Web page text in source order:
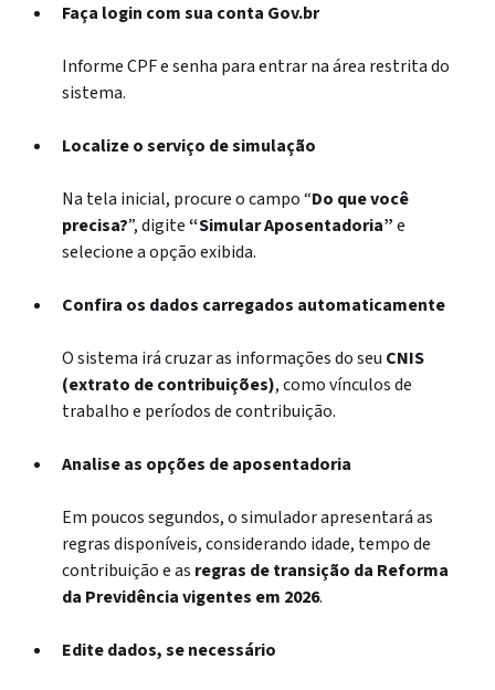
Faça login com sua conta Gov.br
Informe CPF e senha para entrar na área restrita do
sistema.
Localize o serviço de simulação
Na tela inicial, procure o campo “Do que você
precisa?”, digite“Simular Aposentadoria”e
selecione a opção exibida.
Confira os dados carregados automaticamente
O sistema irá cruzar as informações do seu CNIS
(extrato de contribuições), como vínculos de
trabalho e períodos de contribuição.
Analise as opções de aposentadoria
Em poucos segundos, o simulador apresentará as
regras disponíveis, considerando idade, tempo de
contribuição e as regras de transição da Reforma
da Previdência vigentes em 2026.
Edite dados, se necessário